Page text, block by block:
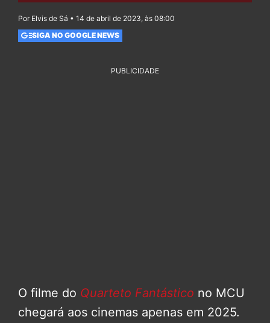
Por Elvis de Sá • 14 de abril de 2023, às 08:00
SIGA NO GOOGLE NEWS
PUBLICIDADE
O filme do Quarteto Fantástico no MCU
chegará aos cinemas apenas em 2025.